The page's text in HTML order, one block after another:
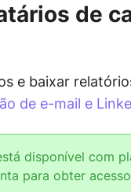
de
e baixar
de e-mail e
disponível com
para obter